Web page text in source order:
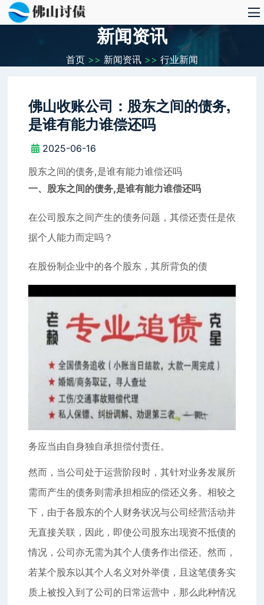
新闻资讯
首页 >> 新闻资讯 >> 行业新闻
佛山收账公司：股东之间的债务,
是谁有能力谁偿还吗
2025-06-16
股东之间的债务,是谁有能力谁偿还吗
一、股东之间的债务,是谁有能力谁偿还吗
在公司股东之间产生的债务问题，其偿还责任是依
据个人能力而定吗？
在股份制企业中的各个股东，其所背负的债
务应当由自身独自承担偿付责任。
然而，当公司处于运营阶段时，其针对业务发展所
需而产生的债务则需承担相应的偿还义务。相较之
下，由于各股东的个人财务状况与公司经营活动并
无直接关联，因此，即使公司股东出现资不抵债的
情况，公司亦无需为其个人债务作出偿还。然而，
若某个股东以其个人名义对外举债，且这笔债务实
质上被投入到了公司的日常运营中，那么此种情况